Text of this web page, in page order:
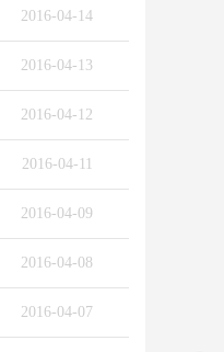
2016-04-14
2016-04-13
2016-04-12
2016-04-11
2016-04-09
2016-04-08
2016-04-07